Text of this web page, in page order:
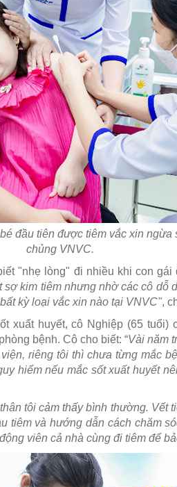
đầu tiên được tiêm vắc xin ngừa
chủng VNVC.
"nhẹ lòng" đi nhiều khi con
kim tiêm nhưng nhờ các cô dỗ
kỳ loại vắc xin nào tại VNVC",
xuất huyết, cô Nghiệp (65 tuổi)
bệnh. Cô cho biết: “Vài năm
riêng tôi thì chưa từng mắc
hiểm nếu mắc sốt xuất huyết
tôi cảm thấy bình thường. Vết
tiêm và hướng dẫn cách chăm
viên cả nhà cùng đi tiêm để